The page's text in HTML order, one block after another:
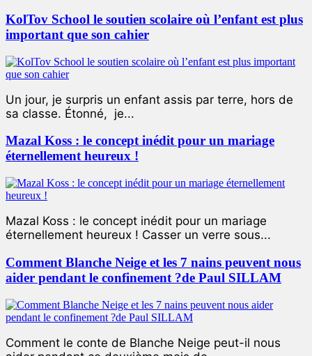
KolTov School le soutien scolaire où l’enfant est plus
important que son cahier
Un jour, je surpris un enfant assis par terre, hors de
sa classe. Étonné, je...
Mazal Koss : le concept inédit pour un mariage
éternellement heureux !
Mazal Koss : le concept inédit pour un mariage
éternellement heureux ! Casser un verre sous...
Comment Blanche Neige et les 7 nains peuvent nous
aider pendant le confinement ?de Paul SILLAM
Comment le conte de Blanche Neige peut-il nous